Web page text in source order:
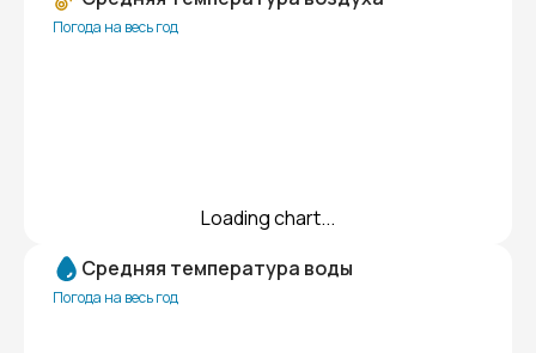
Погода на весь год
Loading chart...
Средняя температура воды
Погода на весь год